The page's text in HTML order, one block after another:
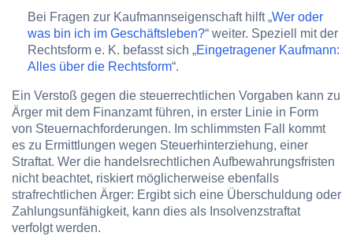
Bei Fragen zur Kaufmannseigenschaft hilft „Wer oder
was bin ich im Geschäftsleben?“ weiter. Speziell mit der
Rechtsform e. K. befasst sich „Eingetragener Kaufmann:
Alles über die Rechtsform“.
Ein Verstoß gegen die steuerrechtlichen Vorgaben kann zu
Ärger mit dem Finanzamt führen, in erster Linie in Form
von Steuernachforderungen. Im schlimmsten Fall kommt
es zu Ermittlungen wegen Steuerhinterziehung, einer
Straftat. Wer die handelsrechtlichen Aufbewahrungsfristen
nicht beachtet, riskiert möglicherweise ebenfalls
strafrechtlichen Ärger: Ergibt sich eine Überschuldung oder
Zahlungsunfähigkeit, kann dies als Insolvenzstraftat
verfolgt werden.